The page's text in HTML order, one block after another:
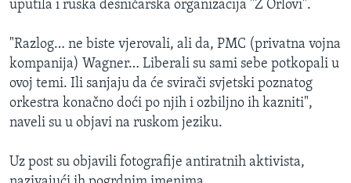
uputila i ruska desničarska organizacija "Z Orlovi".
"Razlog… ne biste vjerovali, ali da, PMC (privatna vojna
kompanija) Wagner… Liberali su sami sebe potkopali u
ovoj temi. Ili sanjaju da će svirači svjetski poznatog
orkestra konačno doći po njih i ozbiljno ih kazniti",
naveli su u objavi na ruskom jeziku.
Uz post su objavili fotografije antiratnih aktivista,